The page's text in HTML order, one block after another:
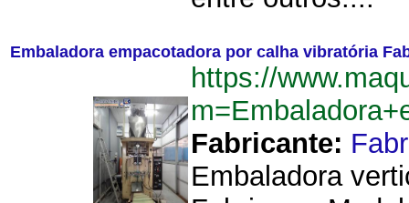
Embaladora empacotadora por calha vibratória
https://
Fabricante:
Embaladora